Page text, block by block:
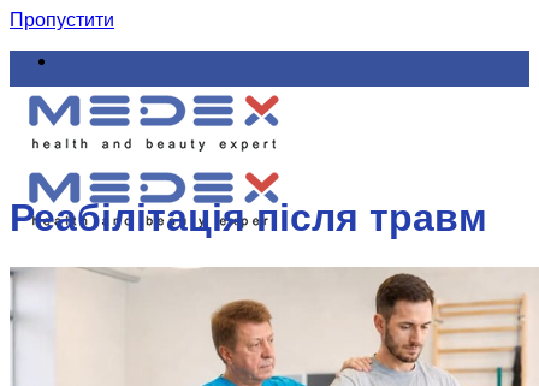
Пропустити
Реабілітація після травм